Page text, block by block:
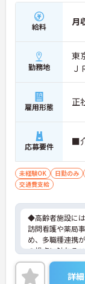
づくりに取り組
給料 月
勤務地
東
Ｊ
雇用形態 正
応募要件 ■
未経験OK 日勤のみ
交通費支給
◆高齢者施設に
訪問看護や薬局
め、多職種連携
の視点に触れる
キルアップでき
◆半年に1回の人
詳